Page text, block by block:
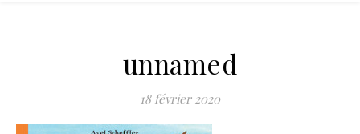
unnamed
18 février 2020